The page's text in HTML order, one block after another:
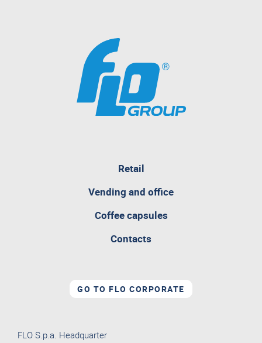
Retailpagina
aperta
Vending and office
Coffee capsules
Contacts
GO TO FLO CORPORATE
FLO S.p.a. Headquarter